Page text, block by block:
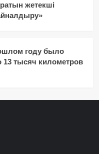
жетекші
году было
13 тысяч километров